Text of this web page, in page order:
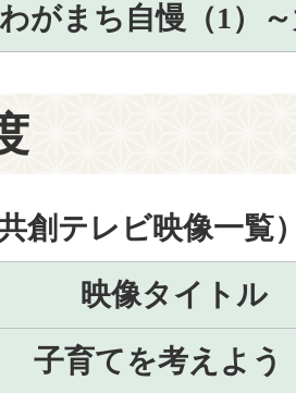
がまち自慢（1）
創テレビ映像一覧
映像タイトル
子育てを考えよう